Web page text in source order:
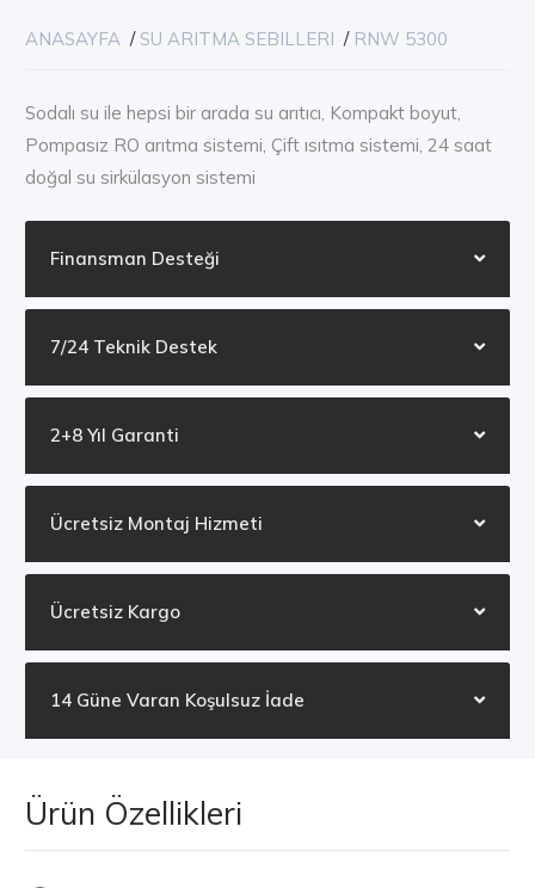
ANASAYFA / SU ARITMA SEBILLERI / RNW 5300
Sodalı su ile hepsi bir arada su arıtıcı, Kompakt boyut,
Pompasız RO arıtma sistemi, Çift ısıtma sistemi, 24 saat
doğal su sirkülasyon sistemi
Finansman Desteği
7/24 Teknik Destek
2+8 Yıl Garanti
Ücretsiz Montaj Hizmeti
Ücretsiz Kargo
14 Güne Varan Koşulsuz İade
Ürün Özellikleri